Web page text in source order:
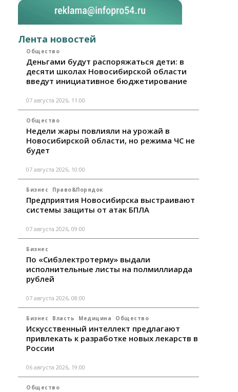
Лента новостей
Общество
Деньгами будут распоряжаться дети: в
десяти школах Новосибирской области
введут инициативное бюджетирование
07 августа 2026, 11:00
Общество
Недели жары повлияли на урожай в
Новосибирской области, но режима ЧС не
будет
07 августа 2026, 10:00
Бизнес Право&Порядок
Предприятия Новосибирска выстраивают
системы защиты от атак БПЛА
07 августа 2026, 09:00
Бизнес
По «Сибэлектротерму» выдали
исполнительные листы на полмиллиарда
рублей
07 августа 2026, 08:00
Бизнес Власть Медицина Общество
Искусственный интеллект предлагают
привлекать к разработке новых лекарств в
России
06 августа 2026, 19:00
Общество